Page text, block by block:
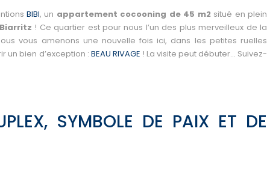
BIBI, un appartement cocooning de 45 m2situé en plein
Biarritz ! Ce quartier est pour nous l’un des plus merveilleux de la
vous amenons une nouvelle fois ici, dans les petites ruelles
un bien d’exception : BEAU RIVAGE ! La visite peut débuter… Suivez-
SYMBOLE DE PAIX ET DE